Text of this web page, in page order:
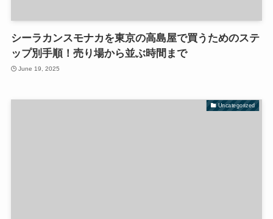
シーラカンスモナカを東京の高島屋で買うためのステ
ップ別手順！売り場から並ぶ時間まで
June 19, 2025
Uncategorized